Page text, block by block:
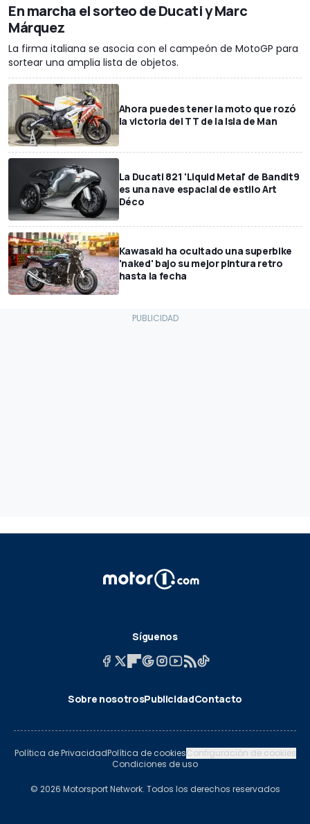
En marcha el sorteo de Ducati y Marc
Márquez
La firma italiana se asocia con el campeón de MotoGP para
sortear una amplia lista de objetos.
Ahora puedes tener la moto que rozó
la victoria del TT de la Isla de Man
La Ducati 821 'Liquid Metal' de Bandit9
es una nave espacial de estilo Art
Déco
Kawasaki ha ocultado una superbike
'naked' bajo su mejor pintura retro
hasta la fecha
Síguenos
Sobre nosotrosPublicidadContacto
Política de PrivacidadPolítica de cookiesConfiguración de cookies
Condiciones de uso
© 2026 Motorsport Network. Todos los derechos reservados